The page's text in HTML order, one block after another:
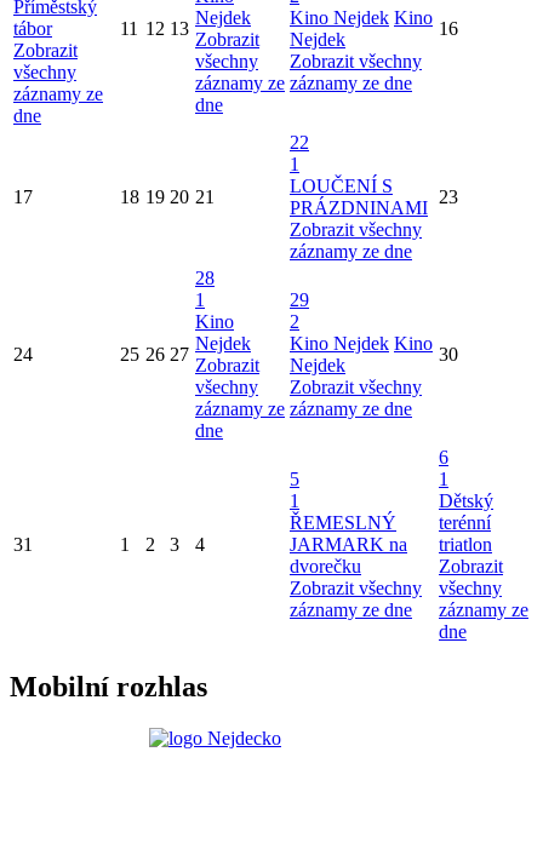
Příměstský
tábor
Zobrazit
všechny
záznamy ze
dne
11 12 13
Nejdek
Zobrazit
všechny
záznamy ze
dne
Kino Nejdek Kino
Nejdek
Zobrazit všechny
záznamy ze dne
16
17 18 19 20 21
22
1
LOUČENÍ S
PRÁZDNINAMI
Zobrazit všechny
záznamy ze dne
23
24 25 26 27
28
1
Kino
Nejdek
Zobrazit
všechny
záznamy ze
dne
29
2
Kino Nejdek Kino
Nejdek
Zobrazit všechny
záznamy ze dne
30
31 1 2 3 4
5
1
ŘEMESLNÝ
JARMARK na
dvorečku
Zobrazit všechny
záznamy ze dne
6
1
Dětský
terénní
triatlon
Zobrazit
všechny
záznamy ze
dne
Mobilní rozhlas